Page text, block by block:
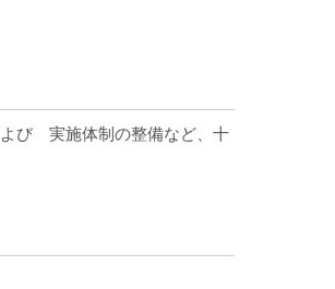
よび 実施体制の整備など、十